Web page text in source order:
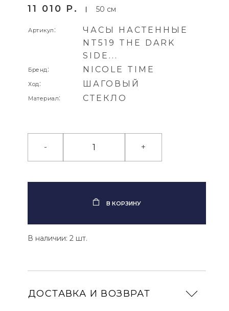
50 см
11 010 P
Артикул :
ЧАСЫ НАСТЕННЫЕ
NT519 THE DARK
SIDE...
Бренд : NICOLE TIME
Ход : ШАГОВЫЙ
Материал: СТЕКЛО
- +
В КОРЗИНУ
В наличии: 2 шт.
ДОСТАВКА И ВОЗВРАТ